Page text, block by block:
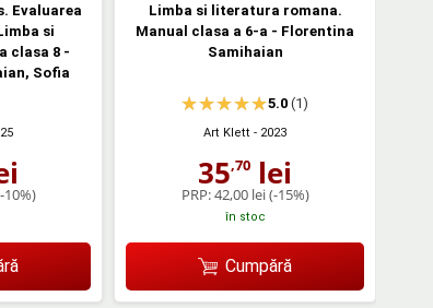
Evaluarea
si
clasa 8 -
Sofia
10%)
Limba si literatura romana.
Manual clasa a 6-a - Florentina
Samihaian
5.0(1)
Art Klett - 2023
35,70 lei
PRP:42,00 lei(-15%)
în stoc
Cumpără